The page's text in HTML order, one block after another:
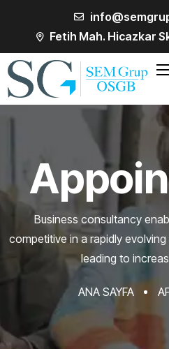
Fetih Mah. Hicazkar
Business consultancy
competitive in a rapidly evolving
leading to
ANA SAYFA